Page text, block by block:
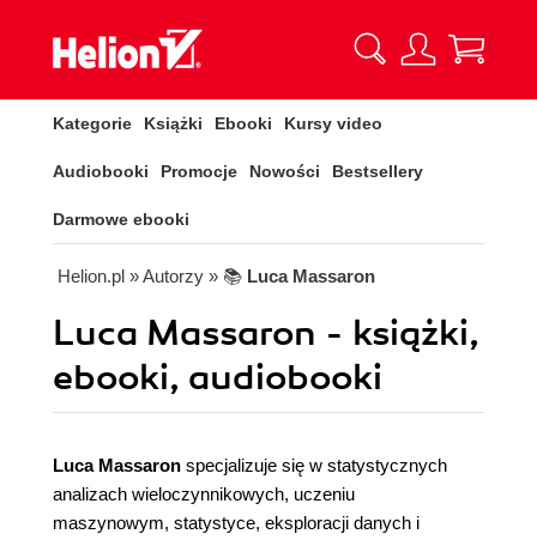
Kategorie Książki Ebooki Kursy video
Audiobooki Promocje Nowości Bestsellery
Darmowe ebooki
Helion.pl » Autorzy » 📚 Luca Massaron
Luca Massaron - książki,
ebooki, audiobooki
Luca Massaron specjalizuje się w statystycznych
analizach wieloczynnikowych, uczeniu
maszynowym, statystyce, eksploracji danych i